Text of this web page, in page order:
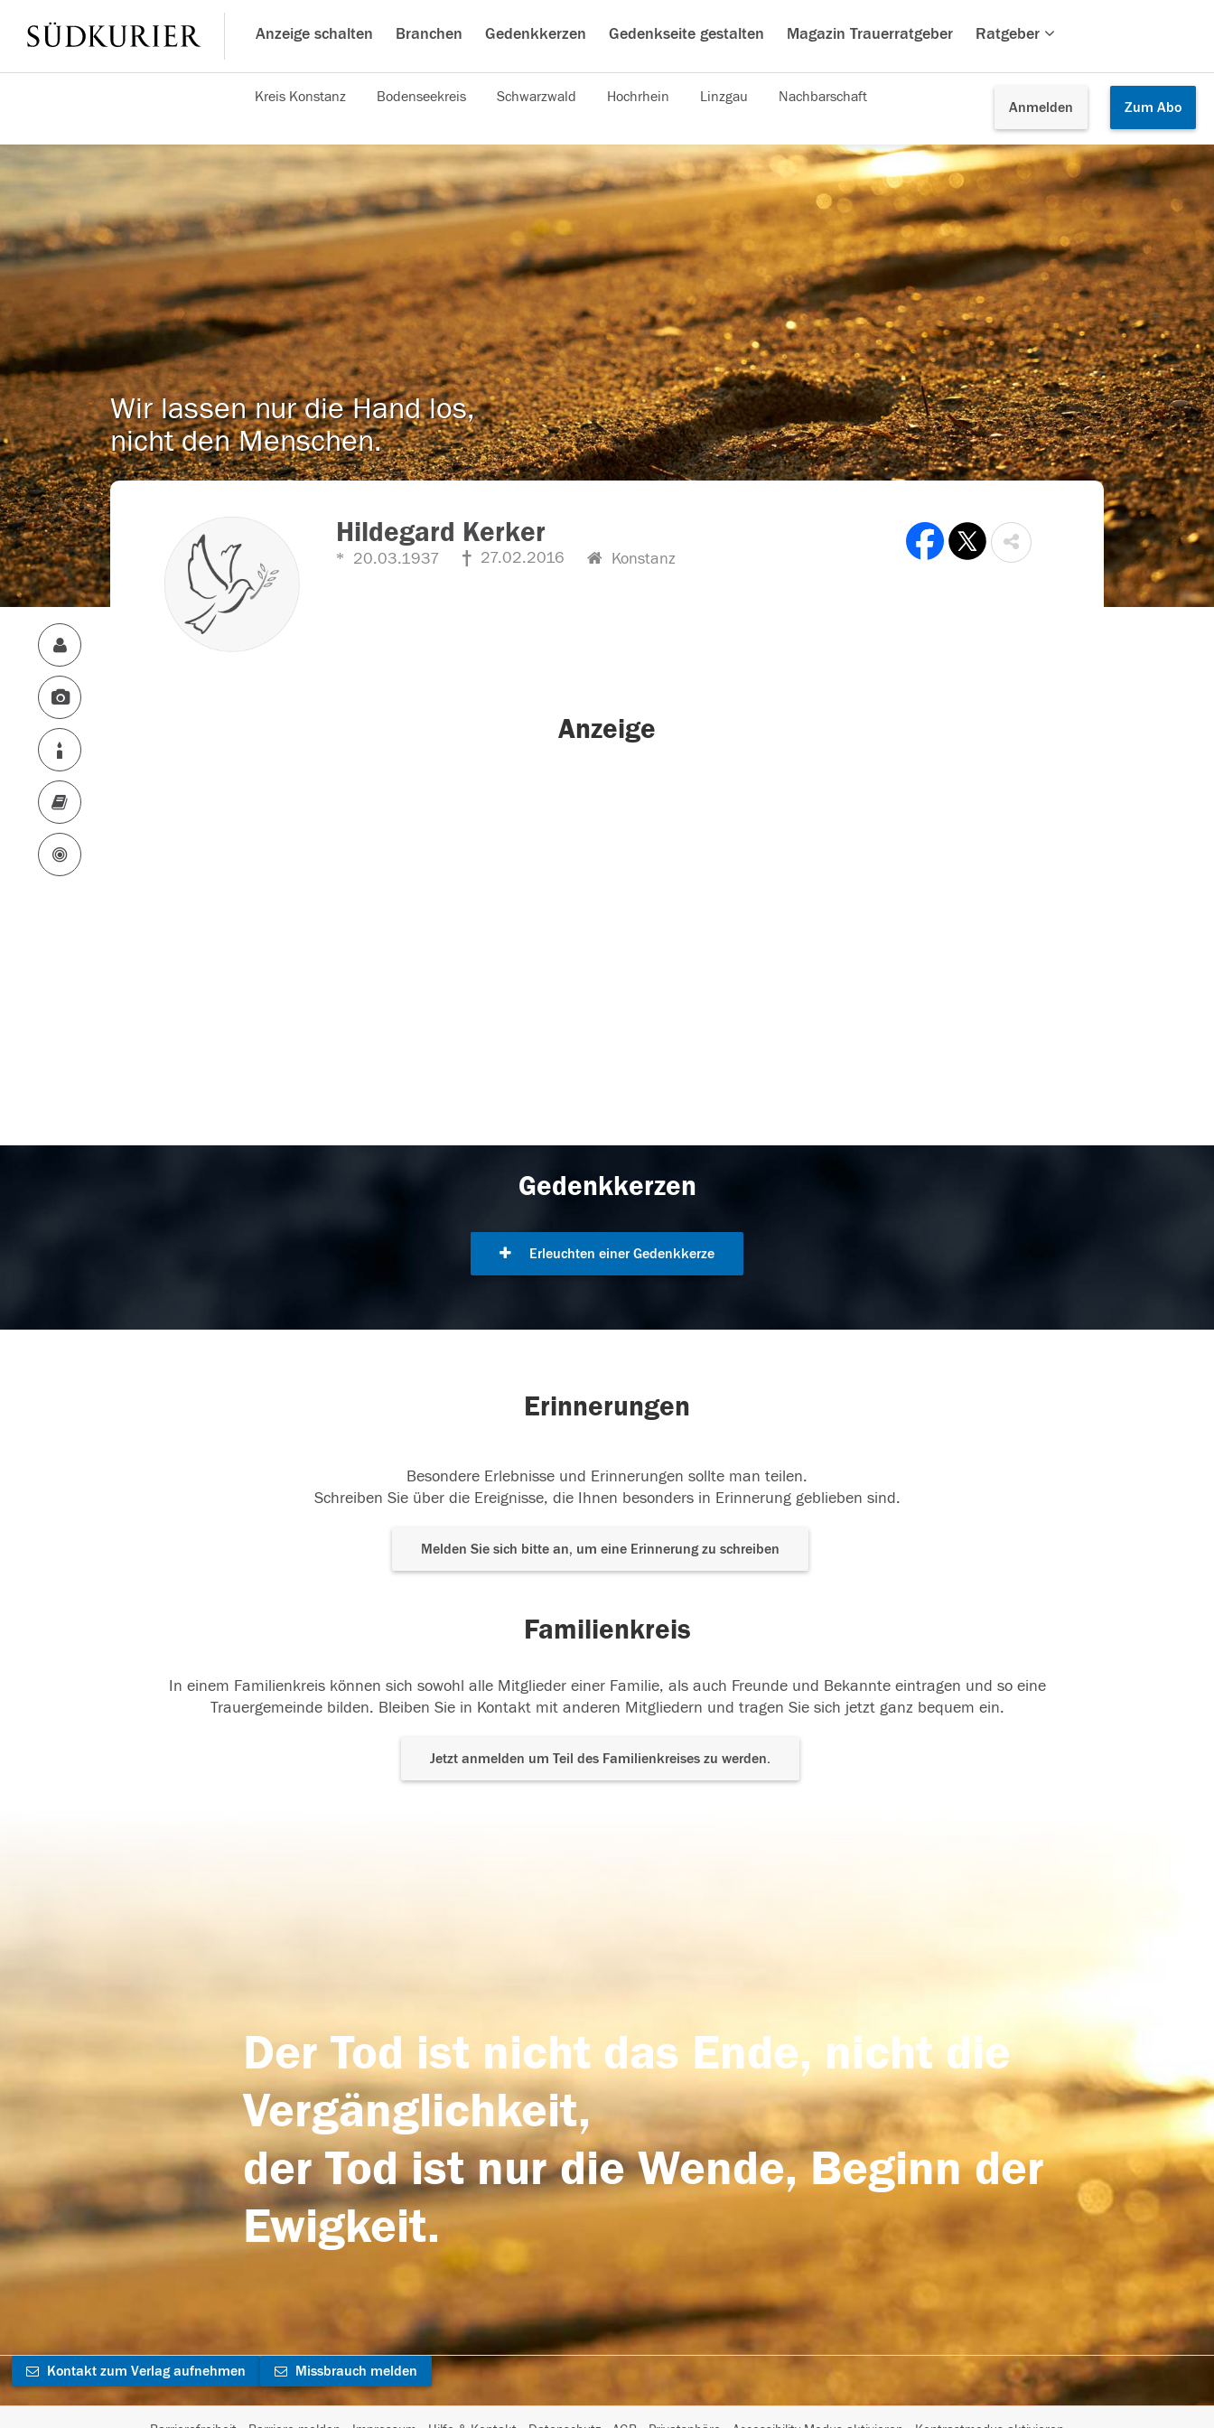
Anzeige schalten Branchen Gedenkkerzen Gedenkseite gestalten Magazin Trauerratgeber Ratgeber
Anmelden Zum Abo
Kreis Konstanz Bodenseekreis Schwarzwald Hochrhein Linzgau Nachbarschaft
Wir lassen nur die Hand los,
nicht den Menschen.
Hildegard Kerker
20.03.1937 27.02.2016 Konstanz
Anzeige
Gedenkkerzen
Erleuchten einer Gedenkkerze
Erinnerungen
Besondere Erlebnisse und Erinnerungen sollte man teilen.
Schreiben Sie über die Ereignisse, die Ihnen besonders in Erinnerung geblieben sind.
Melden Sie sich bitte an, um eine Erinnerung zu schreiben
Familienkreis
In einem Familienkreis können sich sowohl alle Mitglieder einer Familie, als auch Freunde und Bekannte eintragen und so eine
Trauergemeinde bilden. Bleiben Sie in Kontakt mit anderen Mitgliedern und tragen Sie sich jetzt ganz bequem ein.
Jetzt anmelden um Teil des Familienkreises zu werden.
Der Tod ist nicht das Ende, nicht die
Vergänglichkeit,
der Tod ist nur die Wende, Beginn der
Ewigkeit.
Kontakt zum Verlag aufnehmen Missbrauch melden